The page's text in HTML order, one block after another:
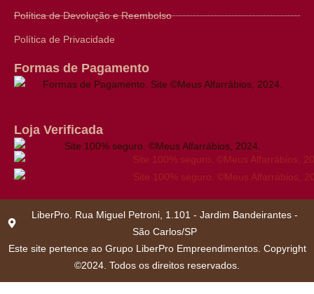
Política de Devolução e Reembolso
Política de Privacidade
Formas de Pagamento
Loja Verificada
LiberPro. Rua Miguel Petroni, 1.101 - Jardim Bandeirantes -
São Carlos/SP
Este site pertence ao Grupo LiberPro Empreendimentos. Copyright
©2024. Todos os direitos reservados.